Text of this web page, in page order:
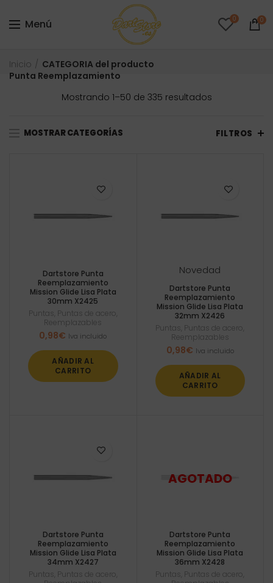
Menú 0 0
Inicio
CATEGORIA del producto
Punta Reemplazamiento
Mostrando 1–50 de 335 resultadosOrdenado
bajo
MOSTRAR CATEGORÍAS FILTROS
Dartstore Punta
Reemplazamiento
Mission Glide Lisa Plata
30mm X2425
Puntas Puntas de acero
Reemplazables
0,98€ Iva incluido
AÑADIR AL
CARRITO
Novedad
Dartstore Punta
Reemplazamiento
Mission Glide Lisa Plata
32mm X2426
Puntas Puntas de acero
Reemplazables
0,98€ Iva incluido
AÑADIR AL
CARRITO
Dartstore Punta
Reemplazamiento
Mission Glide Lisa Plata
34mm X2427
Puntas Puntas de acero
Dartstore Punta
Reemplazamiento
Mission Glide Lisa Plata
36mm X2428
Puntas Puntas de acero